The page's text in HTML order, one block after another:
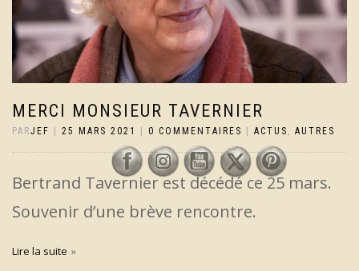
MERCI MONSIEUR TAVERNIER
PARJEF | 25 MARS 2021 | 0 COMMENTAIRES | ACTUS AUTRES
Bertrand Tavernier est décédé ce 25 mars.
Souvenir d’une brève rencontre.
Lire la suite